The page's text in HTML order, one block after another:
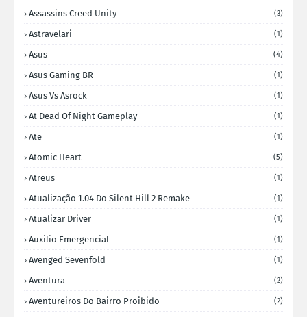
Assassins Creed Unity (3)
Astravelari (1)
Asus (4)
Asus Gaming BR (1)
Asus Vs Asrock (1)
At Dead Of Night Gameplay (1)
Ate (1)
Atomic Heart (5)
Atreus (1)
Atualização 1.04 Do Silent Hill 2 Remake (1)
Atualizar Driver (1)
Auxilio Emergencial (1)
Avenged Sevenfold (1)
Aventura (2)
Aventureiros Do Bairro Proibido (2)